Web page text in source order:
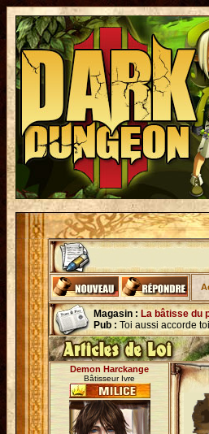
Magasin : La bâtisse du
Pub : Toi aussi accorde
Demon Harckange
Bâtisseur Ivre